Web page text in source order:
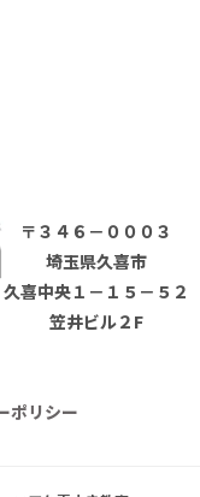
〒３４６－０００３
埼玉県久喜市
久喜中央１－１５－５２
笠井ビル２F
ポリシー